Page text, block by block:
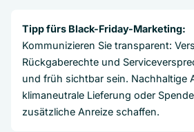
Tipp fürs Black-Friday-Marketing:
Kommunizieren Sie transparent:
Rückgaberechte und
und früh sichtbar sein. Nachhaltige
klimaneutrale Lieferung oder
zusätzliche Anreize schaffen.